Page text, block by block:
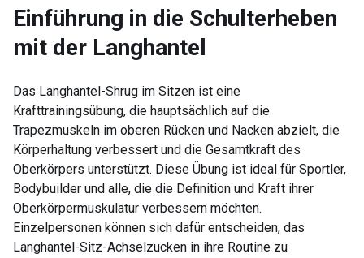
Einführung in die Schulterheben
mit der Langhantel
Das Langhantel-Shrug im Sitzen ist eine
Krafttrainingsübung, die hauptsächlich auf die
Trapezmuskeln im oberen Rücken und Nacken abzielt, die
Körperhaltung verbessert und die Gesamtkraft des
Oberkörpers unterstützt. Diese Übung ist ideal für Sportler,
Bodybuilder und alle, die die Definition und Kraft ihrer
Oberkörpermuskulatur verbessern möchten.
Einzelpersonen können sich dafür entscheiden, das
Langhantel-Sitz-Achselzucken in ihre Routine zu